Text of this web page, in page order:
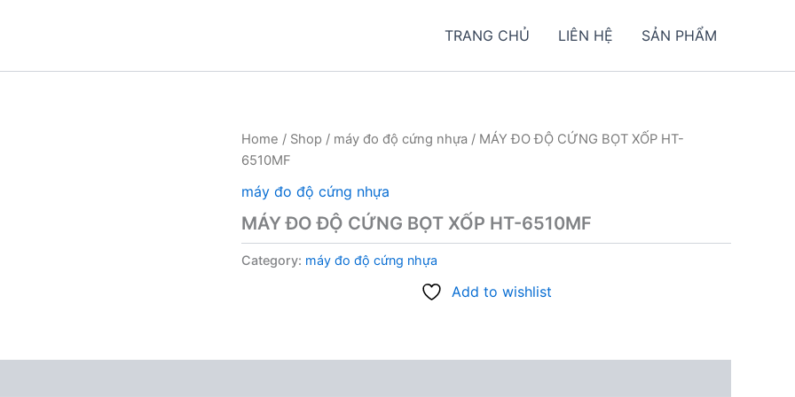
TRANG CHỦ LIÊN HỆ SẢN PHẨM
Home / Shop / máy đo độ cứng nhựa / MÁY ĐO ĐỘ CỨNG BỌT XỐP HT-
6510MF
máy đo độ cứng nhựa
MÁY ĐO ĐỘ CỨNG BỌT XỐP HT-6510MF
Category: máy đo độ cứng nhựa
Add to wishlist